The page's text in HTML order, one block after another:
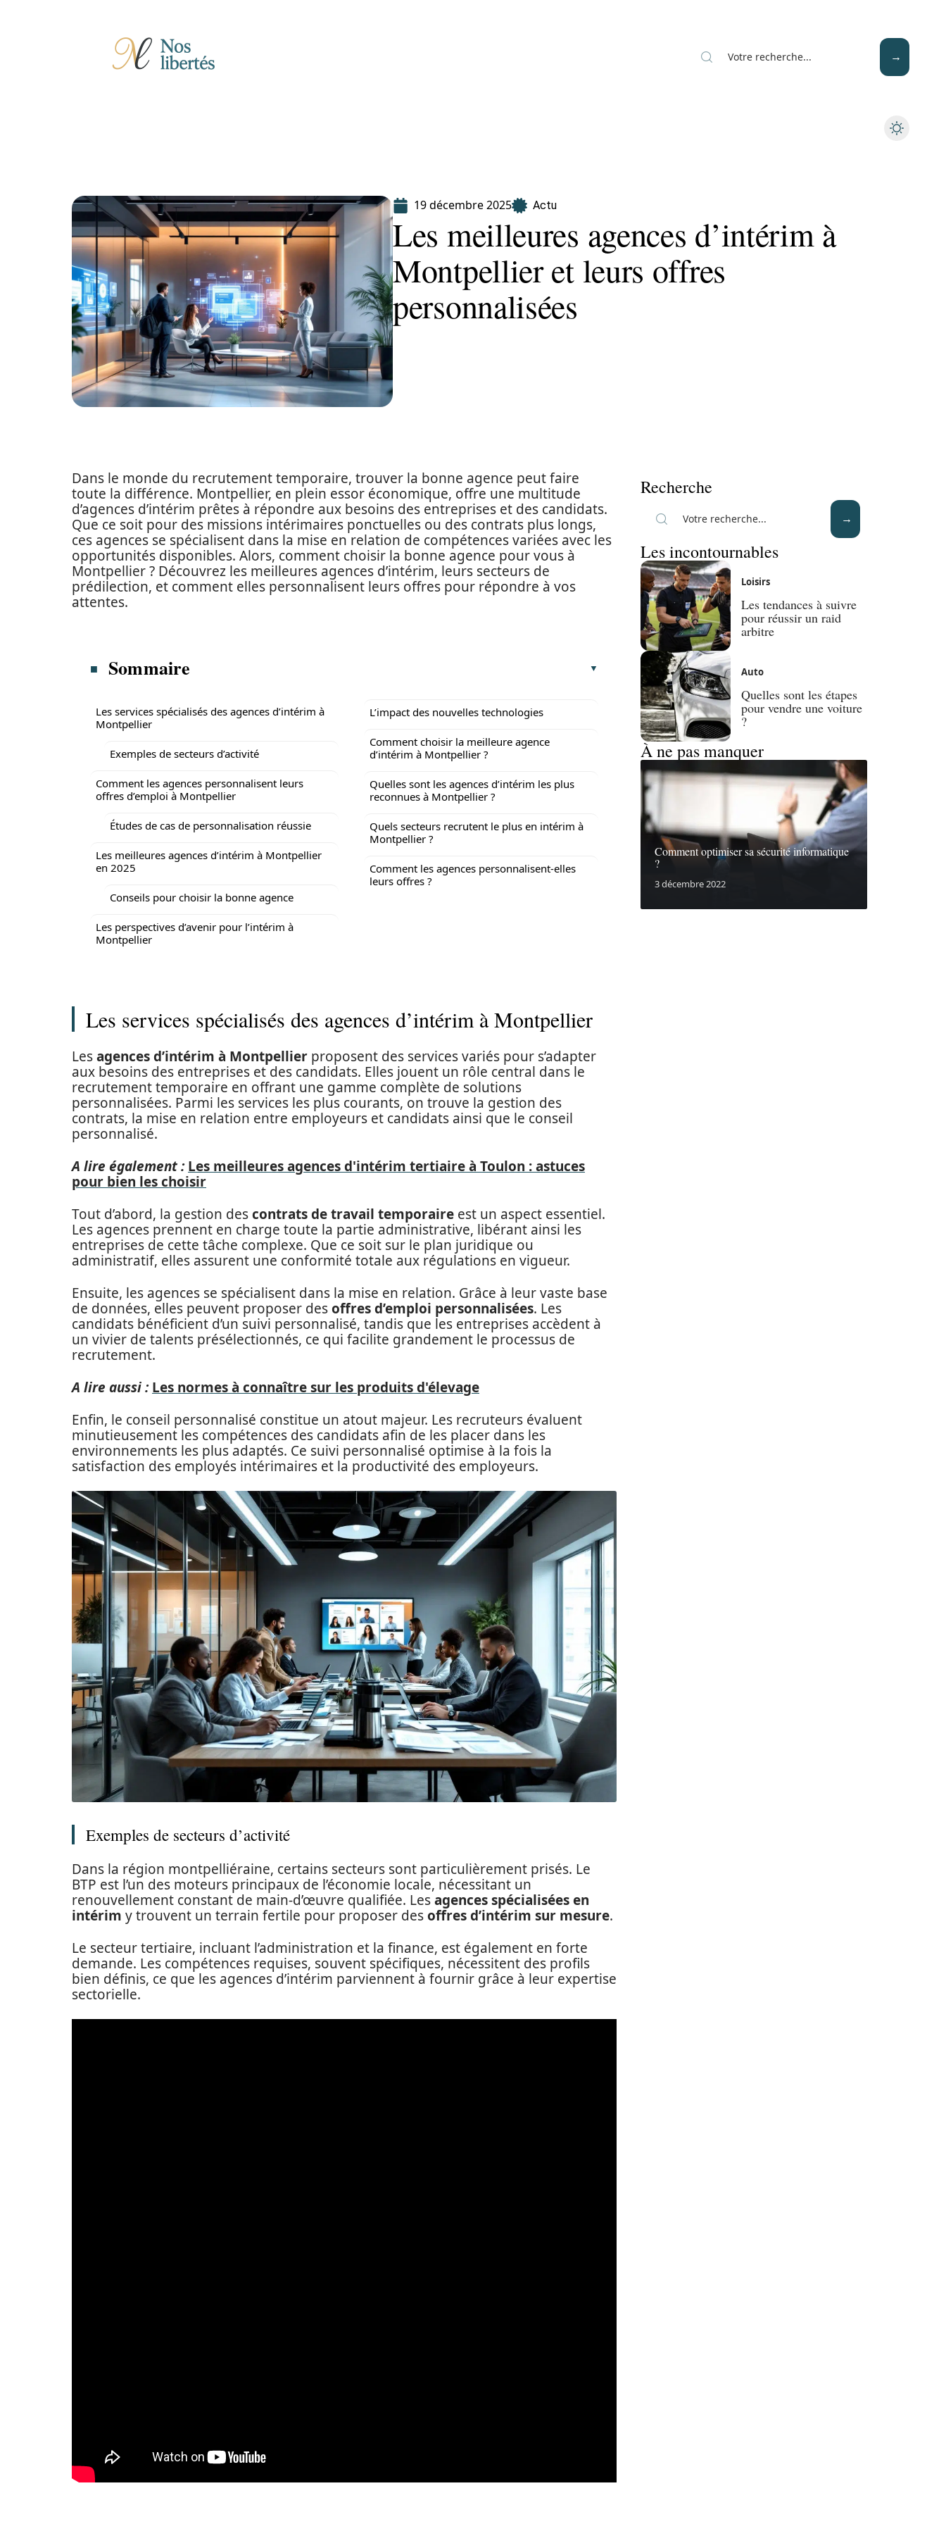
19 décembre 2025 Actu
Les meilleures agences d’intérim à
Montpellier et leurs offres
personnalisées
Dans le monde du recrutement temporaire, trouver la bonne agence peut faire
toute la différence. Montpellier, en plein essor économique, offre une multitude
d’agences d’intérim prêtes à répondre aux besoins des entreprises et des candidats.
Que ce soit pour des missions intérimaires ponctuelles ou des contrats plus longs,
ces agences se spécialisent dans la mise en relation de compétences variées avec les
opportunités disponibles. Alors, comment choisir la bonne agence pour vous à
Montpellier ? Découvrez les meilleures agences d’intérim, leurs secteurs de
prédilection, et comment elles personnalisent leurs offres pour répondre à vos
attentes.
Sommaire
Les services spécialisés des agences d’intérim à
Montpellier
Exemples de secteurs d’activité
Comment les agences personnalisent leurs
offres d’emploi à Montpellier
Études de cas de personnalisation réussie
Les meilleures agences d’intérim à Montpellier
en 2025
Conseils pour choisir la bonne agence
Les perspectives d’avenir pour l’intérim à
Montpellier
L’impact des nouvelles technologies
Comment choisir la meilleure agence
d’intérim à Montpellier ?
Quelles sont les agences d’intérim les plus
reconnues à Montpellier ?
Quels secteurs recrutent le plus en intérim à
Montpellier ?
Comment les agences personnalisent-elles
leurs offres ?
Les services spécialisés des agences d’intérim à Montpellier
Lesagences d’intérim à Montpellier proposent des services variés pour s’adapter
aux besoins des entreprises et des candidats. Elles jouent un rôle central dans le
recrutement temporaire en offrant une gamme complète de solutions
personnalisées. Parmi les services les plus courants, on trouve la gestion des
contrats, la mise en relation entre employeurs et candidats ainsi que le conseil
personnalisé.
A lire également : Les meilleures agences d'intérim tertiaire à Toulon : astuces
pour bien les choisir
Tout d’abord, la gestion descontrats de travail temporaire est un aspect essentiel.
Les agences prennent en charge toute la partie administrative, libérant ainsi les
entreprises de cette tâche complexe. Que ce soit sur le plan juridique ou
administratif, elles assurent une conformité totale aux régulations en vigueur.
Ensuite, les agences se spécialisent dans la mise en relation. Grâce à leur vaste base
de données, elles peuvent proposer desoffres d’emploi personnalisées. Les
candidats bénéficient d’un suivi personnalisé, tandis que les entreprises accèdent à
un vivier de talents présélectionnés, ce qui facilite grandement le processus de
recrutement.
A lire aussi : Les normes à connaître sur les produits d'élevage
Enfin, le conseil personnalisé constitue un atout majeur. Les recruteurs évaluent
minutieusement les compétences des candidats afin de les placer dans les
environnements les plus adaptés. Ce suivi personnalisé optimise à la fois la
satisfaction des employés intérimaires et la productivité des employeurs.
Exemples de secteurs d’activité
Dans la région montpelliéraine, certains secteurs sont particulièrement prisés. Le
BTP est l’un des moteurs principaux de l’économie locale, nécessitant un
renouvellement constant de main-d’œuvre qualifiée. Lesagences spécialisées en
intérim y trouvent un terrain fertile pour proposer desoffres d’intérim sur mesure.
Le secteur tertiaire, incluant l’administration et la finance, est également en forte
demande. Les compétences requises, souvent spécifiques, nécessitent des profils
bien définis, ce que les agences d’intérim parviennent à fournir grâce à leur expertise
sectorielle.
Recherche
Les incontournables
Loisirs
Les tendances à suivre
pour réussir un raid
arbitre
Auto
Quelles sont les étapes
pour vendre une voiture
?
À ne pas manquer
Comment optimiser sa sécurité informatique
?
3 décembre 2022